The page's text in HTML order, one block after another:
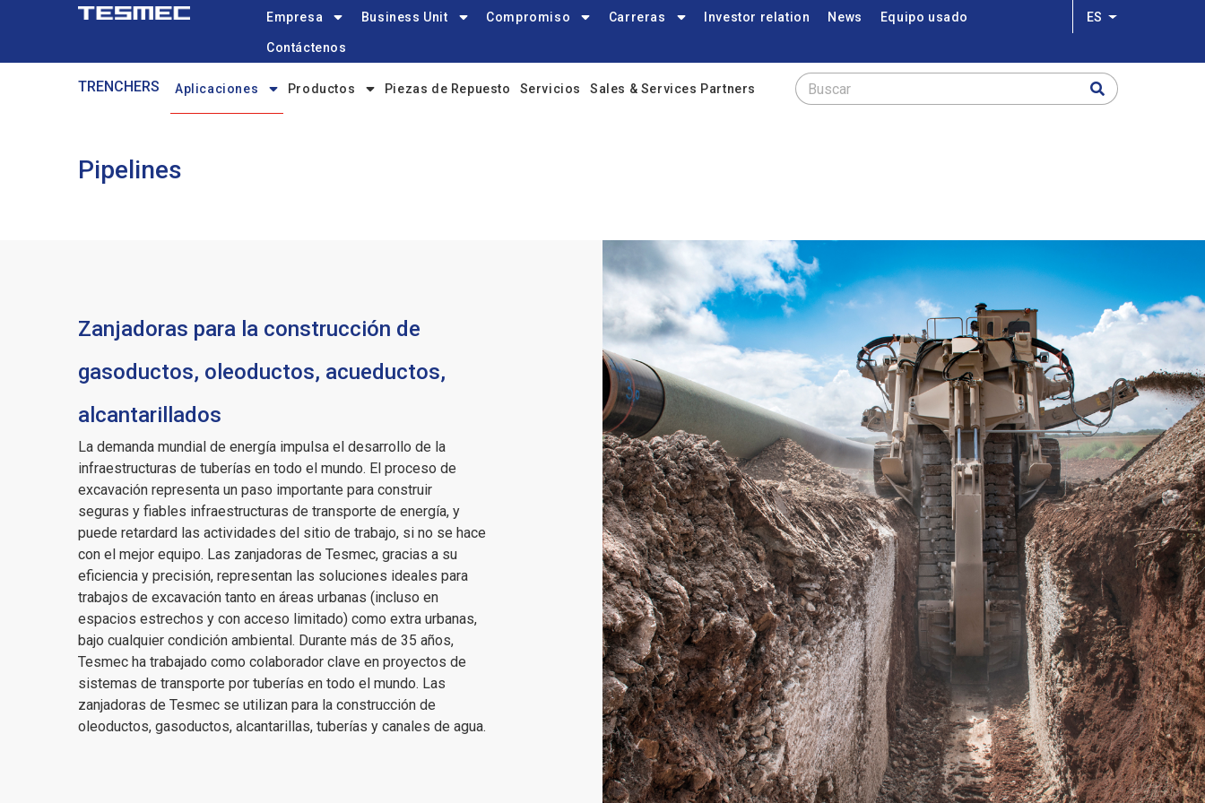
Main
Empresa Business Unit Compromiso Carreras Investor relation News Equipo usado
Contáctenos
ES Lista adicional
TRENCHERS
menu
Aplicaciones Productos Piezas de Repuesto Servicios Sales & Services Partners Buscar
Pipelines
Zanjadoras para la construcción de
gasoductos, oleoductos, acueductos,
alcantarillados
La demanda mundial de energía impulsa el desarrollo de la
infraestructuras de tuberías en todo el mundo. El proceso de
excavación representa un paso importante para construir
seguras y fiables infraestructuras de transporte de energía, y
puede retardard las actividades del sitio de trabajo, si no se hace
con el mejor equipo. Las zanjadoras de Tesmec, gracias a su
eficiencia y precisión, representan las soluciones ideales para
trabajos de excavación tanto en áreas urbanas (incluso en
espacios estrechos y con acceso limitado) como extra urbanas,
bajo cualquier condición ambiental. Durante más de 35 años,
Tesmec ha trabajado como colaborador clave en proyectos de
sistemas de transporte por tuberías en todo el mundo. Las
zanjadoras de Tesmec se utilizan para la construcción de
oleoductos, gasoductos, alcantarillas, tuberías y canales de agua.